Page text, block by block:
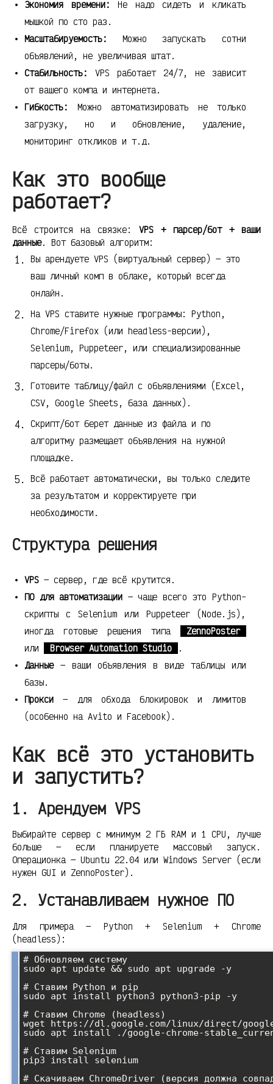
Экономия времени: Не надо сидеть и кликать
мышкой по сто раз.
Масштабируемость:
Можно запускать сотни
объявлений, не увеличивая штат.
Стабильность:
VPS работает 24/7, не зависит
от вашего компа и интернета.
Гибкость:
Можно автоматизировать не только
загрузку, но и обновление, удаление,
мониторинг откликов и т.д.
Как это вообще
работает?
Всё строится на связке: VPS + парсер/бот + ваши
данные. Вот базовый алгоритм:
Вы арендуете VPS (виртуальный сервер) — это
ваш личный комп в облаке, который всегда
онлайн.
На VPS ставите нужные программы: Python,
Chrome/Firefox (или headless-версии),
Selenium, Puppeteer, или специализированные
парсеры/боты.
Готовите таблицу/файл с объявлениями (Excel,
CSV, Google Sheets, база данных).
Скрипт/бот берет данные из файла и по
алгоритму размещает объявления на нужной
площадке.
Всё работает автоматически, вы только следите
за результатом и корректируете при
необходимости.
Структура решения
VPS — сервер, где всё крутится.
ПО для автоматизации — чаще всего это Python-
скрипты с Selenium или Puppeteer (Node.js),
иногда готовые решения типа
ZennoPoster
или
Browser Automation Studio
.
Данные— ваши объявления в виде таблицы или
базы.
Прокси — для обхода блокировок и лимитов
(особенно на Avito и Facebook).
Как всё это установить
и запустить?
1. Арендуем VPS
Выбирайте сервер с минимум 2 ГБ RAM и 1 CPU, лучше
больше — если планируете массовый запуск.
Операционка — Ubuntu 22.04 или Windows Server (если
нужен GUI и ZennoPoster).
2. Устанавливаем нужное ПО
Для примера — Python + Selenium + Chrome
(headless):
# Обновляем систему
sudo apt update && sudo apt upgrade -y
# Ставим Python и pip
sudo apt install python3 python3-pip -y
# Ставим Chrome (headless)
wget https://dl.google.com/linux/direct/google-
sudo apt install ./google-chrome-
# Ставим Selenium
pip3 install selenium
# Скачиваем ChromeDriver (версия должна